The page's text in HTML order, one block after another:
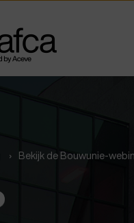
Bekijk de Bouwunie-